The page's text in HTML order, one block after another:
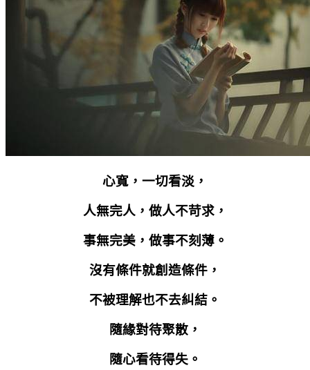
心寬，一切看淡，
人無完人，做人不苛求，
事無完美，做事不刻薄。
沒有條件就創造條件，
不被理解也不去糾結。
隨緣對待聚散，
隨心看待得失。